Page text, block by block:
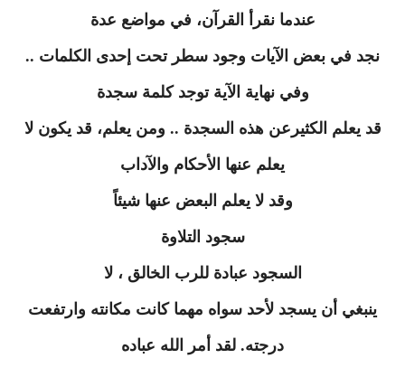
عندما نقرأ القرآن، في مواضع عدة
نجد في بعض الآيات وجود سطر تحت إحدى الكلمات ..
وفي نهاية الآية توجد كلمة سجدة
قد يعلم الكثيرعن هذه السجدة .. ومن يعلم، قد يكون لا
يعلم عنها الأحكام والآداب
وقد لا يعلم البعض عنها شيئاً
سجود التلاوة
السجود عبادة للرب الخالق ، لا
ينبغي أن يسجد لأحد سواه مهما كانت مكانته وارتفعت
درجته. لقد أمر الله عباده